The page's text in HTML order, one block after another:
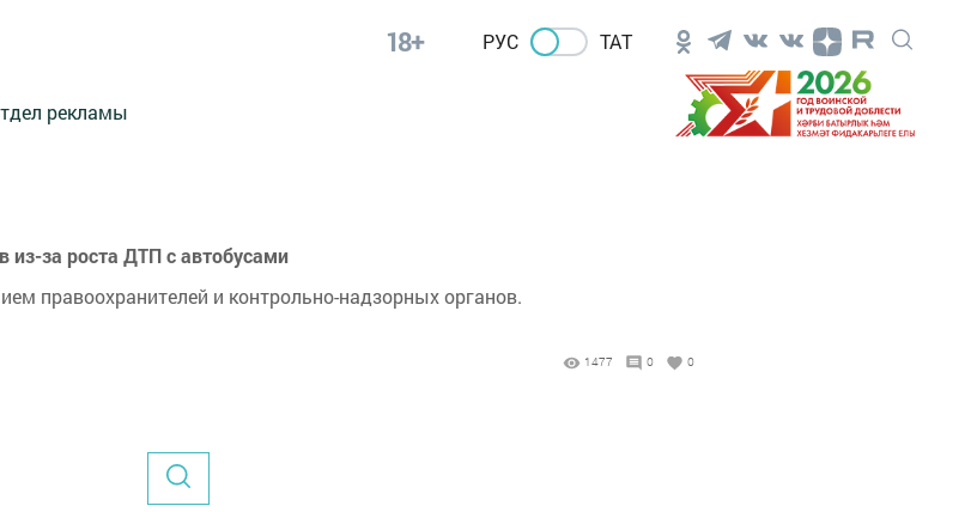
18+ РУС ТАТ
рекламы
из-за роста ДТП с автобусами
правоохранителей и контрольно-надзорных органов.
1477 0 0